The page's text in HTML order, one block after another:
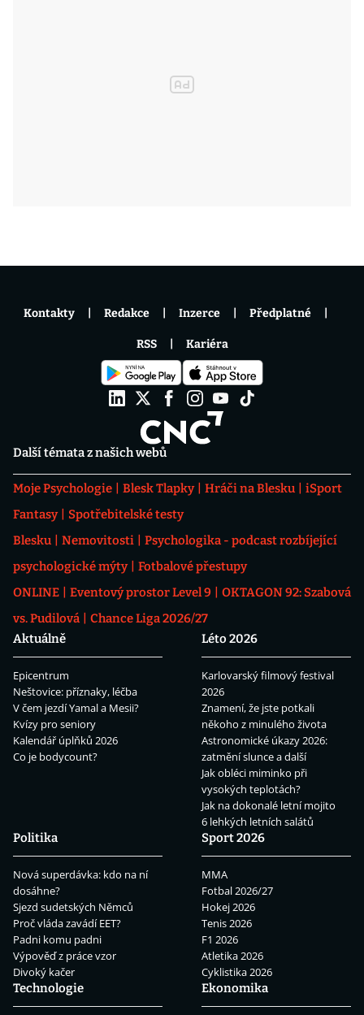
Další témata z našich webů
Moje Psychologie Blesk Tlapky Hráči na Blesku
iSport
Fantasy
Spotřebitelské testy
Blesku
Nemovitosti
Psychologika - podcast rozbíjející
psychologické mýty
Fotbalové přestupy
ONLINE
Eventový prostor Level 9
OKTAGON 92: Szabová
vs. Pudilová
Chance Liga 2026/27
Aktuálně
Epicentrum
Neštovice: příznaky, léčba
V čem jezdí Yamal a Mesii?
Kvízy pro seniory
Kalendář úplňků 2026
Co je bodycount?
Léto 2026
Karlovarský filmový festival
2026
Znamení, že jste potkali
někoho z minulého života
Astronomické úkazy 2026:
zatmění slunce a další
Jak obléci miminko při
vysokých teplotách?
Jak na dokonalé letní mojito
6 lehkých letních salátů
Politika
Nová superdávka: kdo na ní
dosáhne?
Sjezd sudetských Němců
Proč vláda zavádí EET?
Padni komu padni
Výpověď z práce vzor
Divoký kačer
Sport 2026
MMA
Fotbal 2026/27
Hokej 2026
Tenis 2026
F1 2026
Atletika 2026
Cyklistika 2026
Technologie
Ekonomika
Kontakty Redakce Inzerce Předplatné
RSS Kariéra